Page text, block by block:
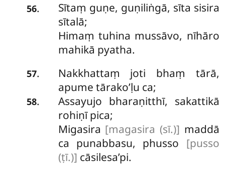
56.
Sītaṃ guṇe, guṇiliṅgā, sīta sisira
sītalā;
Himaṃ tuhina mussāvo, nīhāro
mahikā pyatha.
57.
Nakkhattaṃ joti bhaṃ tārā,
apume tārako’ḷu ca;
58.
Assayujo bharaṇitthī, sakattikā
rohiṇī pica;
Migasira [magasira (sī.)] maddā
ca punabbasu, phusso [pusso
(ṭī.)] cāsilesa’pi.